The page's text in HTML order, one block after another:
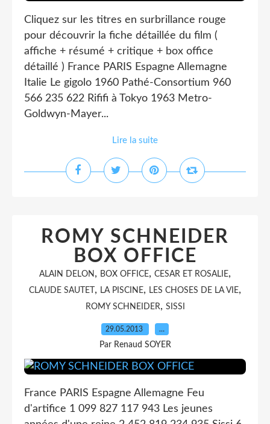
Cliquez sur les titres en surbrillance rouge
pour découvrir la fiche détaillée du film (
affiche + résumé + critique + box office
détaillé ) France PARIS Espagne Allemagne
Italie Le gigolo 1960 Pathé-Consortium 960
566 235 622 Rififi à Tokyo 1963 Metro-
Goldwyn-Mayer...
Lire la suite
ROMY SCHNEIDER
BOX OFFICE
ALAIN DELON , BOX OFFICE, CESAR ET ROSALIE,
CLAUDE SAUTET , LA PISCINE, LES CHOSES DE LA VIE,
ROMY SCHNEIDER, SISSI
29.05.2013 …
Par Renaud SOYER
France PARIS Espagne Allemagne Feu
d'artifice 1 099 827 117 943 Les jeunes